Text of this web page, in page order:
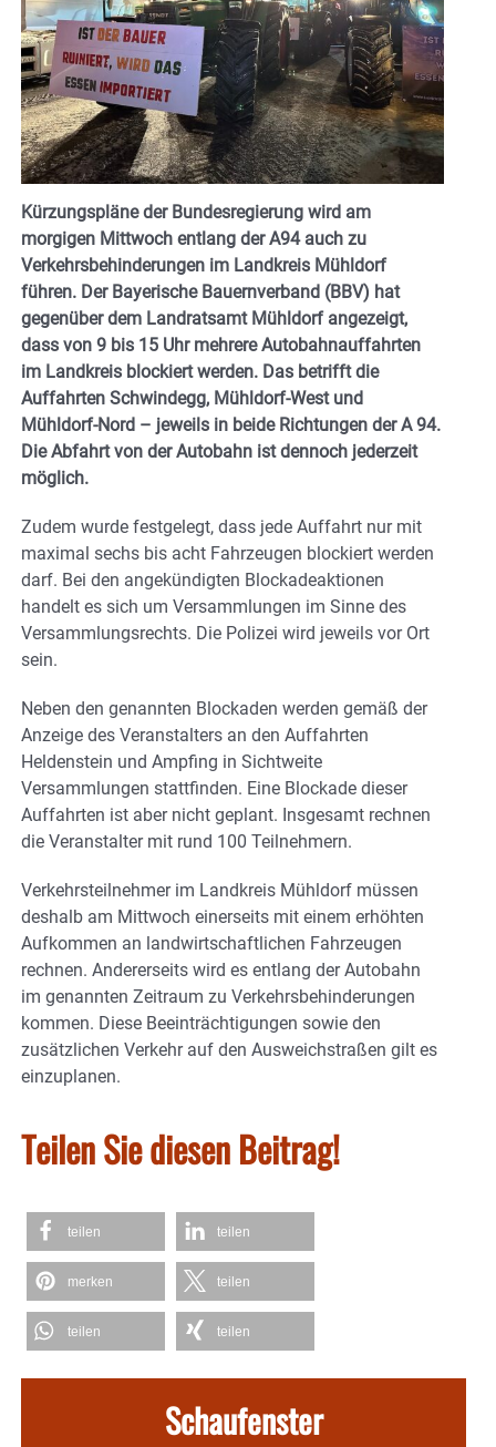
Kürzungspläne der Bundesregierung wird am
morgigen Mittwoch entlang der A94 auch zu
Verkehrsbehinderungen im Landkreis Mühldorf
führen. Der Bayerische Bauernverband (BBV) hat
gegenüber dem Landratsamt Mühldorf angezeigt,
dass von 9 bis 15 Uhr mehrere Autobahnauffahrten
im Landkreis blockiert werden. Das betrifft die
Auffahrten Schwindegg, Mühldorf-West und
Mühldorf-Nord – jeweils in beide Richtungen der A 94.
Die Abfahrt von der Autobahn ist dennoch jederzeit
möglich.
Zudem wurde festgelegt, dass jede Auffahrt nur mit
maximal sechs bis acht Fahrzeugen blockiert werden
darf. Bei den angekündigten Blockadeaktionen
handelt es sich um Versammlungen im Sinne des
Versammlungsrechts. Die Polizei wird jeweils vor Ort
sein.
Neben den genannten Blockaden werden gemäß der
Anzeige des Veranstalters an den Auffahrten
Heldenstein und Ampfing in Sichtweite
Versammlungen stattfinden. Eine Blockade dieser
Auffahrten ist aber nicht geplant. Insgesamt rechnen
die Veranstalter mit rund 100 Teilnehmern.
Verkehrsteilnehmer im Landkreis Mühldorf müssen
deshalb am Mittwoch einerseits mit einem erhöhten
Aufkommen an landwirtschaftlichen Fahrzeugen
rechnen. Andererseits wird es entlang der Autobahn
im genannten Zeitraum zu Verkehrsbehinderungen
kommen. Diese Beeinträchtigungen sowie den
zusätzlichen Verkehr auf den Ausweichstraßen gilt es
einzuplanen.
Teilen Sie diesen Beitrag!
teilen teilen
merken teilen
teilen teilen
Schaufenster